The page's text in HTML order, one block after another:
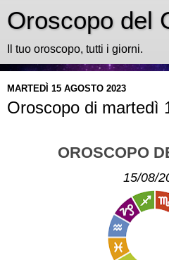
Oroscopo del
Il tuo oroscopo, tutti i giorni.
MARTEDÌ 15 AGOSTO 2023
Oroscopo di martedì
OROSCOPO
15/08/